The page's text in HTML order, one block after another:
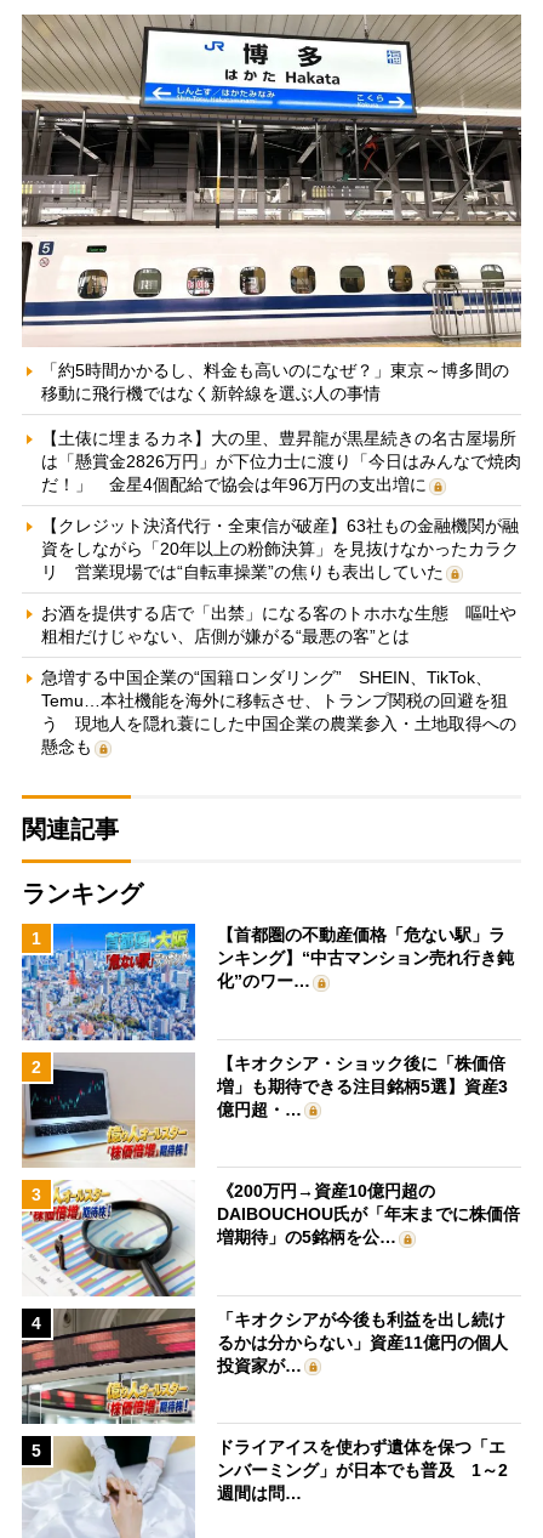
「約5時間かかるし、料金も高いのになぜ？」東京～博多間の
移動に飛行機ではなく新幹線を選ぶ人の事情
【土俵に埋まるカネ】大の里、豊昇龍が黒星続きの名古屋場所
は「懸賞金2826万円」が下位力士に渡り「今日はみんなで焼肉
だ！」 金星4個配給で協会は年96万円の支出増に
【クレジット決済代行・全東信が破産】63社もの金融機関が融
資をしながら「20年以上の粉飾決算」を見抜けなかったカラク
リ 営業現場では“自転車操業”の焦りも表出していた
お酒を提供する店で「出禁」になる客のトホホな生態 嘔吐や
粗相だけじゃない、店側が嫌がる“最悪の客”とは
急増する中国企業の“国籍ロンダリング” SHEIN、TikTok、
Temu…本社機能を海外に移転させ、トランプ関税の回避を狙
う 現地人を隠れ蓑にした中国企業の農業参入・土地取得への
懸念も
関連記事
ランキング
1
【首都圏の不動産価格「危ない駅」ラ
ンキング】“中古マンション売れ行き鈍
化”のワー…
2
【キオクシア・ショック後に「株価倍
増」も期待できる注目銘柄5選】資産3
億円超・…
3
《200万円→資産10億円超の
DAIBOUCHOU氏が「年末までに株価倍
増期待」の5銘柄を公…
4
「キオクシアが今後も利益を出し続け
るかは分からない」資産11億円の個人
投資家が…
5
ドライアイスを使わず遺体を保つ「エ
ンバーミング」が日本でも普及 1～2
週間は問…